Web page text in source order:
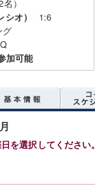
）
オ） 1:6
グ
加可能
月
を選択してください。